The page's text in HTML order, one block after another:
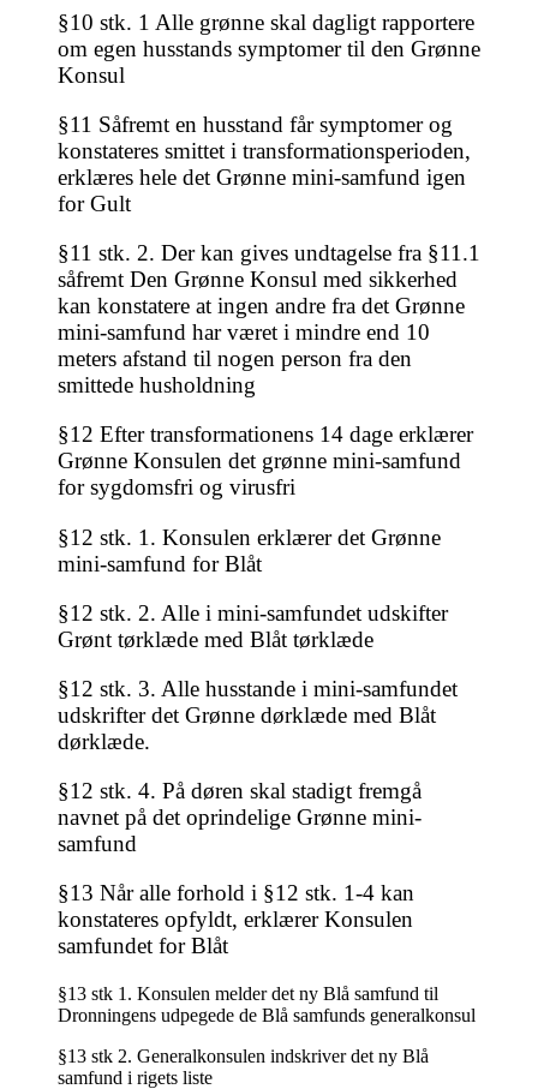
§10 stk. 1 Alle grønne skal dagligt rapportere
om egen husstands symptomer til den Grønne
Konsul
§11 Såfremt en husstand får symptomer og
konstateres smittet i transformationsperioden,
erklæres hele det Grønne mini-samfund igen
for Gult
§11 stk. 2. Der kan gives undtagelse fra §11.1
såfremt Den Grønne Konsul med sikkerhed
kan konstatere at ingen andre fra det Grønne
mini-samfund har været i mindre end 10
meters afstand til nogen person fra den
smittede husholdning
§12 Efter transformationens 14 dage erklærer
Grønne Konsulen det grønne mini-samfund
for sygdomsfri og virusfri
§12 stk. 1. Konsulen erklærer det Grønne
mini-samfund for Blåt
§12 stk. 2. Alle i mini-samfundet udskifter
Grønt tørklæde med Blåt tørklæde
§12 stk. 3. Alle husstande i mini-samfundet
udskrifter det Grønne dørklæde med Blåt
dørklæde.
§12 stk. 4. På døren skal stadigt fremgå
navnet på det oprindelige Grønne mini-
samfund
§13 Når alle forhold i §12 stk. 1-4 kan
konstateres opfyldt, erklærer Konsulen
samfundet for Blåt
§13 stk 1. Konsulen melder det ny Blå samfund til
Dronningens udpegede de Blå samfunds generalkonsul
§13 stk 2. Generalkonsulen indskriver det ny Blå
samfund i rigets liste